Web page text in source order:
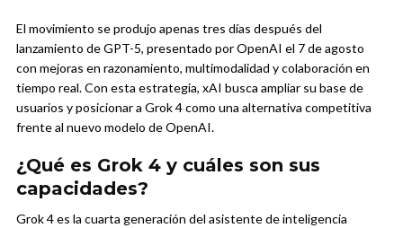
El movimiento se produjo apenas tres días después del
lanzamiento de GPT-5, presentado por OpenAI el 7 de agosto
con mejoras en razonamiento, multimodalidad y colaboración en
tiempo real. Con esta estrategia, xAI busca ampliar su base de
usuarios y posicionar a Grok 4 como una alternativa competitiva
frente al nuevo modelo de OpenAI.
¿Qué es Grok 4 y cuáles son sus
capacidades?
Grok 4 es la cuarta generación del asistente de inteligencia